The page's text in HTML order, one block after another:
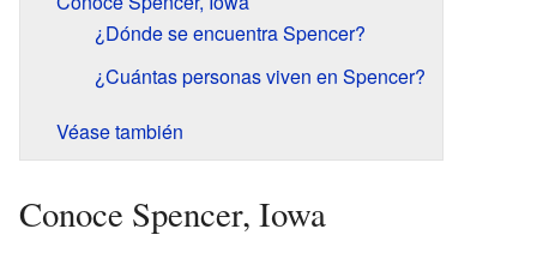
¿Dónde se encuentra Spencer?
¿Cuántas personas viven en Spencer?
Véase también
Conoce Spencer, Iowa